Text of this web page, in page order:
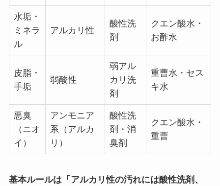
水垢・
ミネラ
ル
アルカリ性
酸性洗
剤
クエン酸水・
お酢水
皮脂・
手垢
弱酸性
弱アル
カリ洗
剤
重曹水・セス
キ水
悪臭
（ニオ
イ）
アンモニア
系（アルカ
リ）
酸性洗
剤・消
臭剤
クエン酸水・
重曹
基本ルールは「アルカリ性の汚れには酸性洗剤、